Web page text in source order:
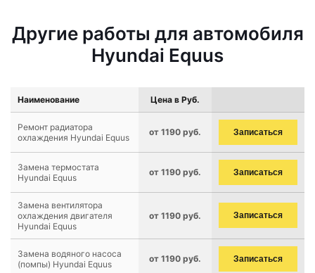
Другие работы для автомобиля
Hyundai Equus
Наименование Цена в Руб.
Ремонт радиатора
охлаждения Hyundai Equus
от 1190 руб. Записаться
Замена термостата
Hyundai Equus
от 1190 руб. Записаться
Замена вентилятора
охлаждения двигателя
Hyundai Equus
от 1190 руб. Записаться
Замена водяного насоса
(помпы) Hyundai Equus
от 1190 руб. Записаться